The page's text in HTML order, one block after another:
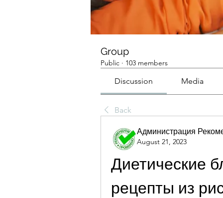
Group
Public · 103 members
Discussion Media
Back
Администрация
August 21, 2023
Диетические
рецепты из